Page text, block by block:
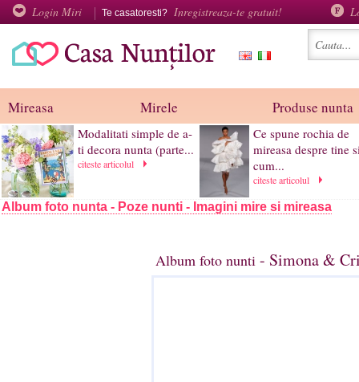
Login Miri Te casatoresti? Inregistreaza-te gratuit!
Mireasa Mirele Produse nunta
Modalitati simple de a-
ti decora nunta (parte...
citeste articolul
Ce spune rochia de
mireasa despre tine
cum...
citeste articolul
Album foto nunta - Poze nunti - Imagini mire si mireasa
Album foto nunti - Simona &